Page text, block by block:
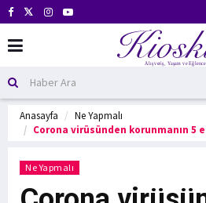
Anasayfa
Ne Yapmalı
Corona virüsünden korunmanın 5
Ne Yapmalı